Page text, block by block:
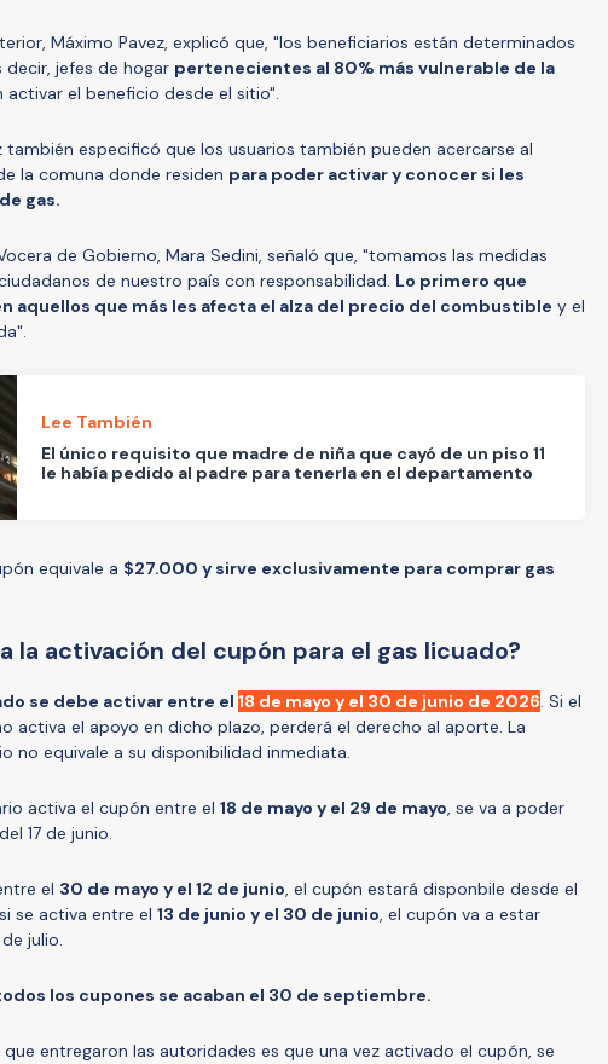
Máximo Pavez, explicó que, "los beneficiarios están determinados
decir, jefes de hogar pertenecientes al 80% más vulnerable de la
activar el beneficio desde el sitio".
también especificó que los usuarios también pueden acercarse al
la comuna donde residen para poder activar y conocer si les
gas.
de Gobierno, Mara Sedini, señaló que, "tomamos las medidas
de nuestro país con responsabilidad. Lo primero que
aquellos que más les afecta el alza del precio del combustible y el
Lee También
El único requisito que madre de niña que cayó de un piso 11
le había pedido al padre para tenerla en el departamento
equivale a $27.000 y sirve exclusivamente para comprar gas
la activación del cupón para el gas licuado?
se debe activar entre el 18 de mayo y el 30 de junio de 2026. Si el
activa el apoyo en dicho plazo, perderá el derecho al aporte. La
no equivale a su disponibilidad inmediata.
activa el cupón entre el 18 de mayo y el 29 de mayo, se va a poder
17 de junio.
el 30 de mayo y el 12 de junio, el cupón estará disponbile desde el
se activa entre el 13 de junio y el 30 de junio, el cupón va a estar
julio.
los cupones se acaban el 30 de septiembre.
entregaron las autoridades es que una vez activado el cupón, se